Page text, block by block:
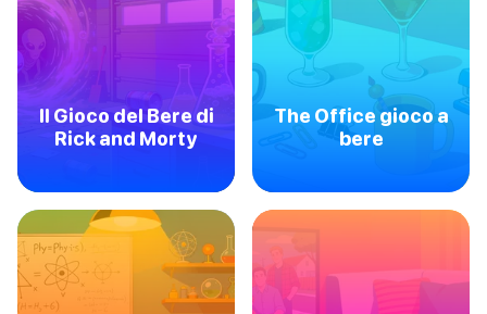
Il Gioco del Bere di
Rick and Morty
The Office gioco a
bere